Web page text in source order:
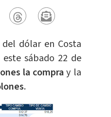
dólar en Costa
sábado 22 de
la compra y la
.